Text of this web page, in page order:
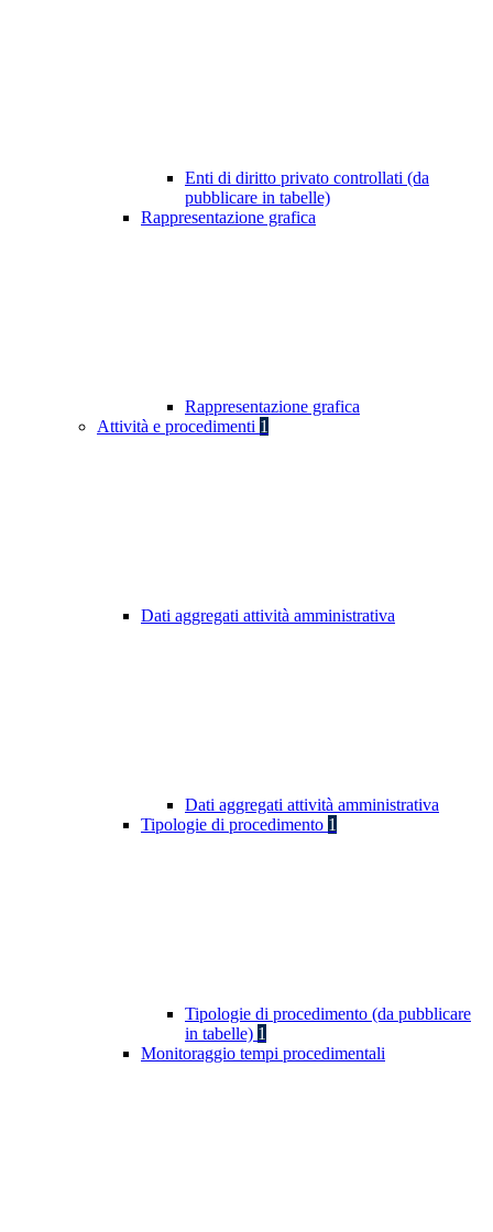
Enti di diritto privato controllati (da
pubblicare in tabelle)
Rappresentazione grafica
Rappresentazione grafica
Attività e procedimenti 1
Dati aggregati attività amministrativa
Dati aggregati attività amministrativa
Tipologie di procedimento 1
Tipologie di procedimento (da pubblicare
in tabelle) 1
Monitoraggio tempi procedimentali